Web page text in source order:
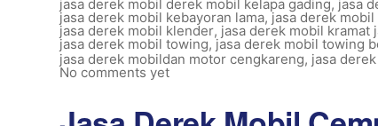
jasa derek mobil derek mobil kelapa gading, jasa
jasa derek mobil kebayoran lama,jasa derek
jasa derek mobil klender, jasa derek mobil kramat
jasa derek mobil towing,jasa derek mobil towing
jasa derek mobildan motor cengkareng, jasa
No comments yet